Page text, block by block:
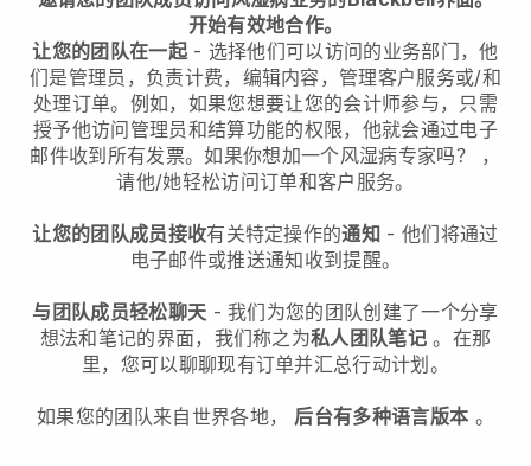
开始有效地合作。
让您的团队在一起- 选择他们可以访问的业务部门，他
们是管理员，负责计费，编辑内容，管理客户服务或/和
处理订单。例如，如果您想要让您的会计师参与，只需
授予他访问管理员和结算功能的权限，他就会通过电子
邮件收到所有发票。如果你想加一个风湿病专家吗？
，
请他/她轻松访问订单和客户服务。
让您的团队成员接收有关特定操作的通知 - 他们将通过
电子邮件或推送通知收到提醒。
与团队成员轻松聊天 - 我们为您的团队创建了一个分享
想法和笔记的界面，我们称之为私人团队笔记 。在那
里，您可以聊聊现有订单并汇总行动计划。
如果您的团队来自世界各地， 后台有多种语言版本 。